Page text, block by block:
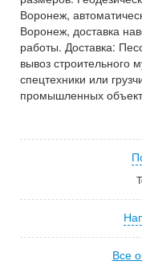
Воронеж,
Воронеж, доставка
работы. Доставка:
вывоз строительного
спецтехники или
промышленных
Все